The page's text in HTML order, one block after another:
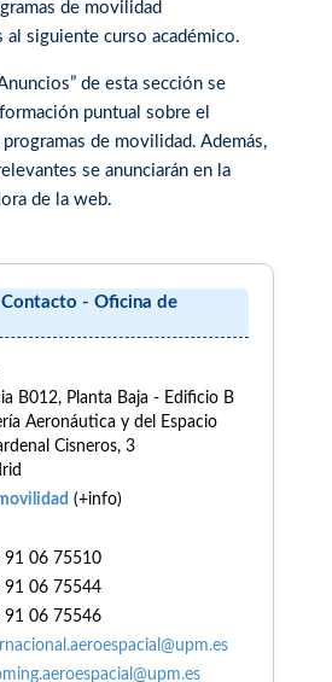
de movilidad
al siguiente curso académico.
de esta sección se
puntual sobre el
de movilidad. Además,
se anunciarán en la
de la web.
- Oficina de
B012, Planta Baja - Edificio B
Aeronáutica y del Espacio
Cisneros, 3
(+info)
91 06 75510
91 06 75544
91 06 75546